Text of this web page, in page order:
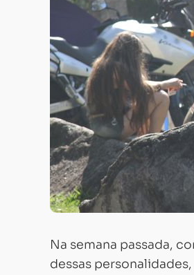
Na semana passada,
dessas